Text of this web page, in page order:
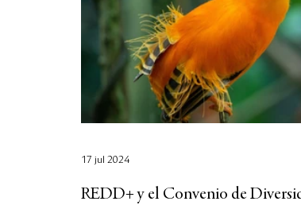
REDD+ y el Convenio de
17 jul 2024